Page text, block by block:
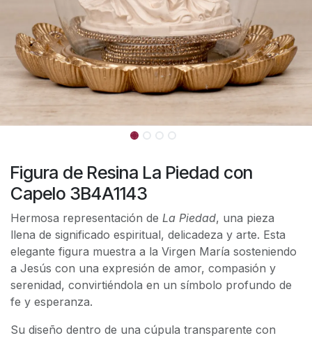
Figura de Resina La Piedad con
Capelo 3B4A1143
Hermosa representación de La Piedad, una pieza
llena de significado espiritual, delicadeza y arte. Esta
elegante figura muestra a la Virgen María sosteniendo
a Jesús con una expresión de amor, compasión y
serenidad, convirtiéndola en un símbolo profundo de
fe y esperanza.
Su diseño dentro de una cúpula transparente con